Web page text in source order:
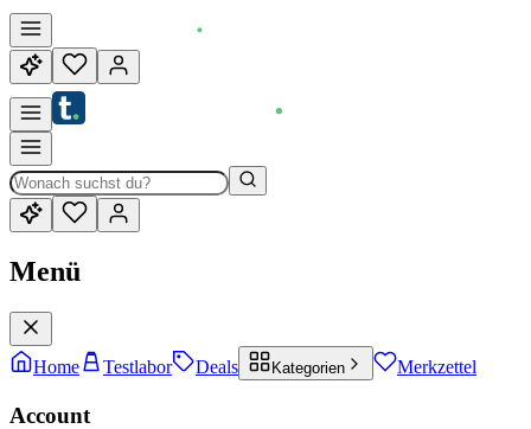
Menü
Home Testlabor Deals Kategorien Merkzettel
Account